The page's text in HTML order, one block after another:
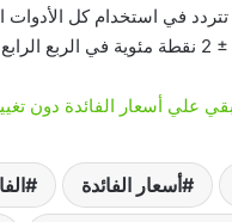
في استخدام كل
علي أسعار الفائدة دون
أسعار الفائدة